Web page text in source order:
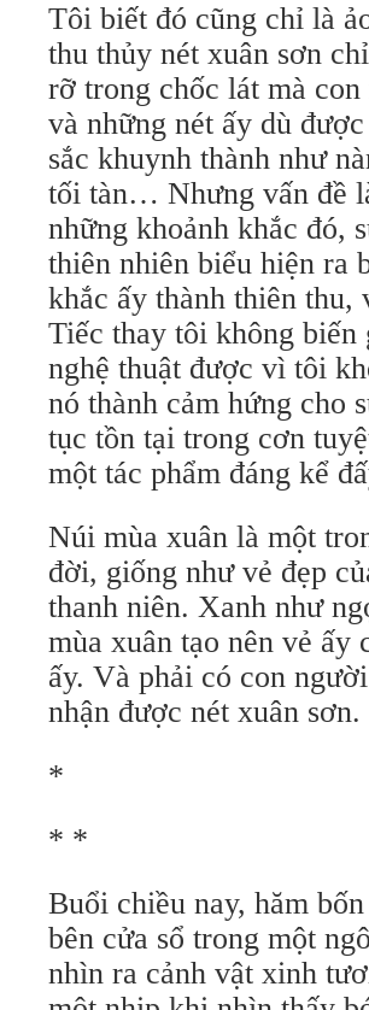
Tôi biết đó cũng chỉ là
thu thủy nét xuân sơn
rỡ trong chốc lát mà
và những nét ấy dù
sắc khuynh thành như
tối tàn… Nhưng vấn đề
những khoảnh khắc đó,
thiên nhiên biểu hiện ra
khắc ấy thành thiên
Tiếc thay tôi không biến
nghệ thuật được vì tôi
nó thành cảm hứng cho
tục tồn tại trong cơn
một tác phẩm đáng kể
Núi mùa xuân là một
đời, giống như vẻ đẹp
thanh niên. Xanh như
mùa xuân tạo nên vẻ
ấy. Và phải có con
nhận được nét xuân sơn.
*
* *
Buổi chiều nay, hăm
bên cửa sổ trong một
nhìn ra cảnh vật xinh